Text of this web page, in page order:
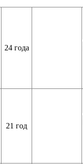
24 года
21 год